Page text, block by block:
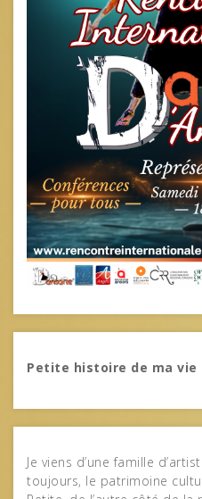
Petite histoire de ma vie
Je viens d’une famille
toujours, le patrimoine